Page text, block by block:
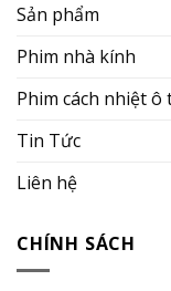
Sản phẩm
Phim nhà kính
Phim cách nhiệt
Tin Tức
Liên hệ
CHÍNH SÁCH